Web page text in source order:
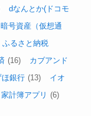
dなんとか(ドコモ
暗号資産（仮想通
ふるさと納税
(16)
カブアンド
ほ銀行 (13)
イオ
家計簿アプリ (6)